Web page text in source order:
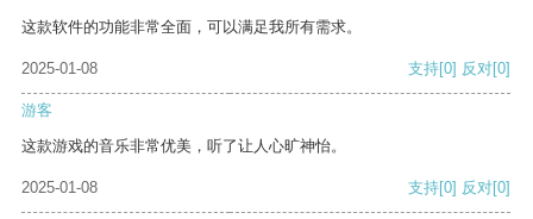
这款软件的功能非常全面，可以满足我所有需求。
2025-01-08 支持[0] 反对[0]
游客
这款游戏的音乐非常优美，听了让人心旷神怡。
2025-01-08 支持[0] 反对[0]